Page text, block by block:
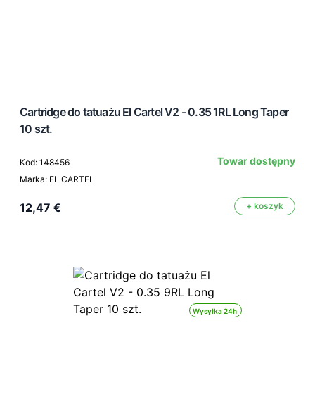
Cartridge do tatuażu El Cartel V2 - 0.35 1RL Long Taper
10 szt.
Kod: 148456
Marka: EL CARTEL
Towar dostępny
12,47 € + koszyk
Wysyłka 24h